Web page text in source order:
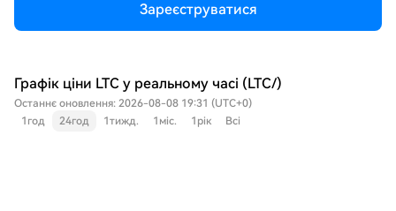
Зареєструватися
Графік ціни LTC у реальному часі (LTC/)
Останнє оновлення: 2026-08-08 19:31 (UTC+0)
1год
24год 1тижд. 1міс. 1рік Всі